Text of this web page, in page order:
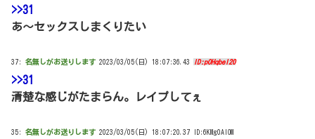
>>31
あ～セックスしまくりたい
37: 名無しがお送りします 2023/03/05(日) 18:07:36.43 ID:pOHqbeI20
>>31
清楚な感じがたまらん。レイプしてぇ
35: 名無しがお送りします 2023/03/05(日) 18:07:20.37 ID:6KMg0AIOM